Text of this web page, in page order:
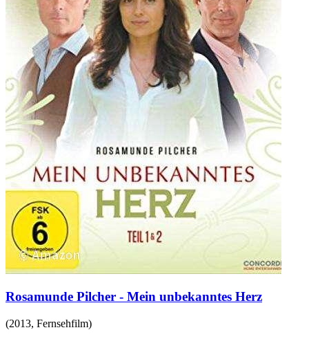
Rosamunde Pilcher - Mein unbekanntes Herz
(2013, Fernsehfilm)